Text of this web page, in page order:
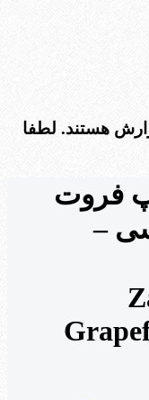
هستند. لطفا
فروت
سی سی –